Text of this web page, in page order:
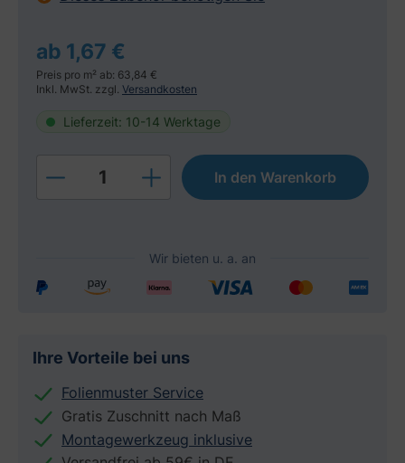
ab 1,67 €
Preis pro m² ab: 63,84 €
Inkl. MwSt. zzgl. Versandkosten
Lieferzeit: 10-14 Werktage
Produkt Anzahl: Gib denIn den Warenkorb
Ihre Vorteile bei uns
Folienmuster Service
Gratis Zuschnitt nach Maß
Montagewerkzeug inklusive